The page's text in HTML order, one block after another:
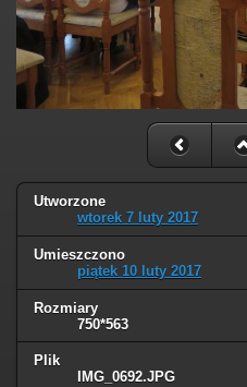
Utworzone
wtorek 7 luty 2017
Umieszczono
piątek 10 luty 2017
Rozmiary
750*563
Plik
IMG_0692.JPG